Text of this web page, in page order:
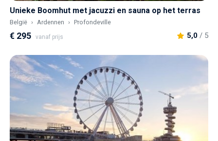
Unieke Boomhut met jacuzzi en sauna op het terras
België Ardennen Profondeville
€ 295 vanaf prijs 5,0 / 5